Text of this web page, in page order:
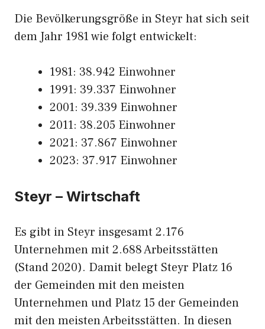
Die Bevölkerungsgröße in Steyr hat sich seit
dem Jahr 1981 wie folgt entwickelt:
1981: 38.942 Einwohner
1991: 39.337 Einwohner
2001: 39.339 Einwohner
2011: 38.205 Einwohner
2021: 37.867 Einwohner
2023: 37.917 Einwohner
Steyr – Wirtschaft
Es gibt in Steyr insgesamt 2.176
Unternehmen mit 2.688 Arbeitsstätten
(Stand 2020). Damit belegt Steyr Platz 16
der Gemeinden mit den meisten
Unternehmen und Platz 15 der Gemeinden
mit den meisten Arbeitsstätten. In diesen